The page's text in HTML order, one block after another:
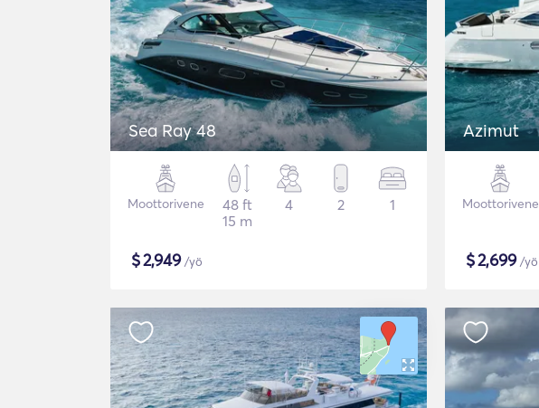
Sea Ray 48
Moottorivene
48 ft
15 m
4 2 1
$2,949/yö
Azimut
Moottorivene
$2,699/yö